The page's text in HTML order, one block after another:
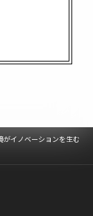
がイノベーションを生む